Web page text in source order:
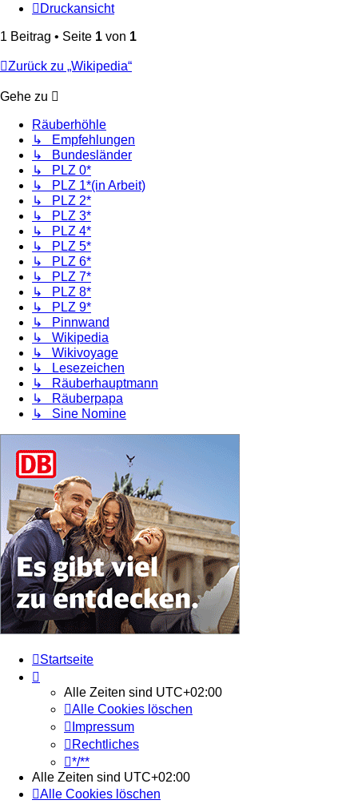
Druckansicht
1 Beitrag • Seite 1 von 1
Zurück zu „Wikipedia“
Gehe zu
Räuberhöhle
↳ Empfehlungen
↳ Bundesländer
↳ PLZ 0*
↳ PLZ 1*(in Arbeit)
↳ PLZ 2*
↳ PLZ 3*
↳ PLZ 4*
↳ PLZ 5*
↳ PLZ 6*
↳ PLZ 7*
↳ PLZ 8*
↳ PLZ 9*
↳ Pinnwand
↳ Wikipedia
↳ Wikivoyage
↳ Lesezeichen
↳ Räuberhauptmann
↳ Räuberpapa
↳ Sine Nomine
Startseite
Alle Zeiten sind UTC+02:00
Alle Cookies löschen
Impressum
Rechtliches
*/**
Alle Zeiten sind UTC+02:00
Alle Cookies löschen